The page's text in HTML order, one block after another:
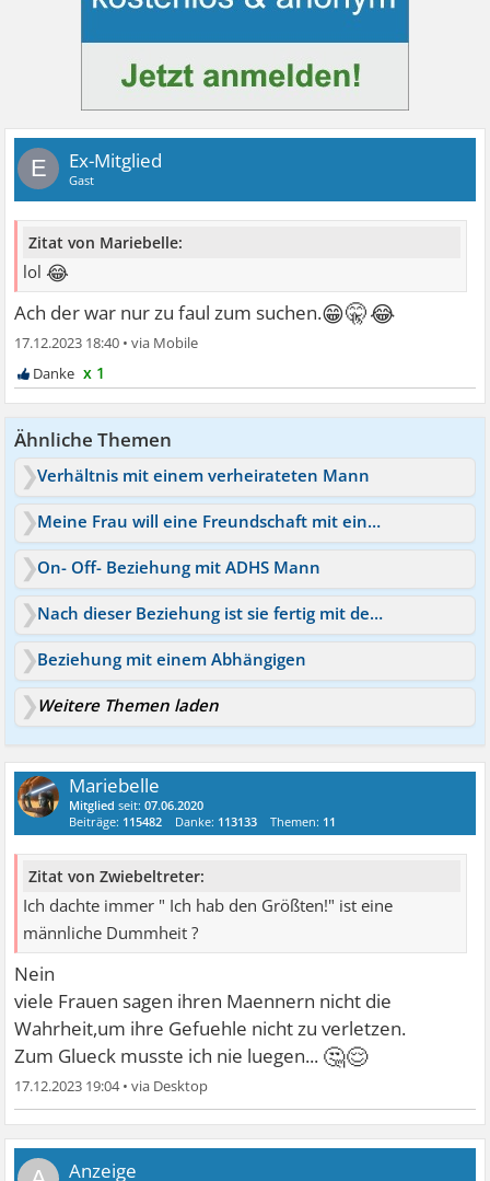
E Ex-Mitglied
Gast
Zitat von Mariebelle:
lol 😂
Ach der war nur zu faul zum suchen.😁🤫😂
17.12.2023 18:40 •
x 1
Ähnliche Themen
Verhältnis mit einem verheirateten Mann
Meine Frau will eine Freundschaft mit einem Mann
On- Off- Beziehung mit ADHS Mann
Nach dieser Beziehung ist sie fertig mit der Welt
Beziehung mit einem Abhängigen
Weitere Themen laden
Mariebelle
Mitglied seit:07.06.2020
Beiträge: 115482 Danke: 113133 Themen: 11
Zitat von Zwiebeltreter:
Ich dachte immer " Ich hab den Größten!" ist eine
männliche Dummheit ?
Nein
viele Frauen sagen ihren Maennern nicht die
Wahrheit,um ihre Gefuehle nicht zu verletzen.
Zum Glueck musste ich nie luegen... 🤔😌
17.12.2023 19:04•